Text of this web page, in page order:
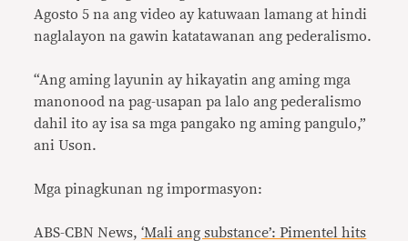
Agosto 5 na ang video ay katuwaan lamang at hindi
naglalayon na gawin katatawanan ang pederalismo.
“Ang aming layunin ay hikayatin ang aming mga
manonood na pag-usapan pa lalo ang pederalismo
dahil ito ay isa sa mga pangako ng aming pangulo,”
ani Uson.
Mga pinagkunan ng impormasyon:
ABS-CBN News,‘Mali ang substance’: Pimentel hits